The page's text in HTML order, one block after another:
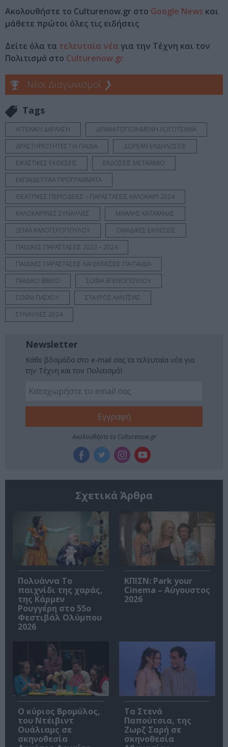
Ακολουθήστε το Culturenow.gr στο Google News και
μάθετε πρώτοι όλες τις ειδήσεις
Δείτε όλα τα τελευταία νέα για την Τέχνη και τον
Πολιτισμό στο Culturenow.gr
Νέοι Διαγωνισμοί ❯
Tags
ΑΓΓΕΛΙΚΗ ΔΑΡΛΑΣΗ
ΔΡΑΜΑΤΟΠΟΙΗΜΕΝΗ ΛΟΓΟΤΕΧΝΙΑ
ΔΡΑΣΤΗΡΙΟΤΗΤΕΣ ΓΙΑ ΠΑΙΔΙΑ
ΔΩΡΕΑΝ ΕΚΔΗΛΩΣΕΙΣ
ΕΙΚΑΣΤΙΚΕΣ ΕΚΘΕΣΕΙΣ
ΕΚΔΟΣΕΙΣ ΜΕΤΑΙΧΜΙΟ
ΕΚΠΑΙΔΕΥΤΙΚΑ ΠΡΟΓΡΑΜΜΑΤΑ
ΘΕΑΤΡΙΚΕΣ ΠΕΡΙΟΔΕΙΕΣ – ΠΑΡΑΣΤΑΣΕΙΣ ΚΑΛΟΚΑΙΡΙ 2024
ΚΑΛΟΚΑΙΡΙΝΕΣ ΣΥΝΑΥΛΙΕΣ
ΜΙΧΑΛΗΣ ΚΑΤΑΧΑΝΑΣ
ΞΕΝΙΑ ΚΑΛΟΓΕΡΟΠΟΥΛΟΥ
ΟΜΑΔΙΚΕΣ ΕΚΘΕΣΕΙΣ
ΠΑΙΔΙΚΕΣ ΠΑΡΑΣΤΑΣΕΙΣ 2023 – 2024
ΠΑΙΔΙΚΕΣ ΠΑΡΑΣΤΑΣΕΙΣ ΚΑΙ ΕΚΘΕΣΕΙΣ ΓΙΑ ΠΑΙΔΙΑ
ΠΑΙΔΙΚΟ ΒΙΒΛΙΟ
ΣΟΦΙΑ ΒΓΕΝΟΠΟΥΛΟΥ
ΣΟΦΙΑ ΠΑΣΧΟΥ
ΣΤΑΥΡΟΣ ΛΑΝΤΣΙΑΣ
ΣΥΝΑΥΛΙΕΣ 2024
Newsletter
Κάθε βδομάδα στο e-mail σας τα τελευταία νέα για
την Τέχνη και τον Πολιτισμό!
Ακολουθήστε το Culturenow.gr
Σχετικά Άρθρα
Πολυάννα Το
παιχνίδι της χαράς,
της Κάρμεν
Ρουγγέρη στο 55ο
Φεστιβάλ Ολύμπου
2026
ΚΠΙΣΝ: Park your
Cinema – Αύγουστος
2026
O κύριος Βρομύλος,
του Ντέιβιντ
Ουάλιαμς σε
σκηνοθεσία
Τα Στενά
Παπούτσια, της
Ζωρζ Σαρή σε
σκηνοθεσία